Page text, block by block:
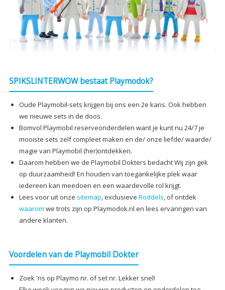
SPIKSLINTERWOW bestaat Playmodok?
Oude Playmobil-sets krijgen bij ons een 2e kans. Ook hebben
we nieuwe sets in de doos.
Bomvol Playmobil reserveonderdelen want je kunt nu 24/7 je
mooiste sets zelf compleet maken en de/ onze liefde/ waarde/
magie van Playmobil (her)ontdekken.
Daarom hebben we de Playmobil Dokters bedacht Wij zijn gek
op duurzaamheid! En houden van toegankelijke plek waar
iedereen kan meedoen en een waardevolle rol krijgt.
Lees voor uit onze sitemap, exclusieve Roddels, of ontdek
waarom we trots zijn op Playmodok.nl en lees ervaringen van
andere klanten.
Voordelen van de Playmobil Dokter
Zoek 'ns op Playmo nr. of set nr. Lekker snel!